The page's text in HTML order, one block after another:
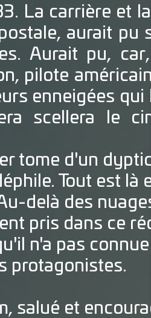
La carrière et
aurait pu
Aurait pu,
pilote
enneigées
scellera le
tome d'un
Tout est là
delà des
pris dans ce
n'a pas
protagonistes.
salué et